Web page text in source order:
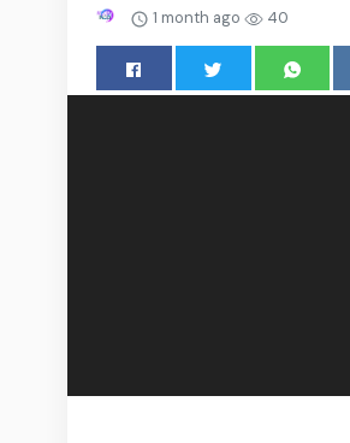
1 month ago 40